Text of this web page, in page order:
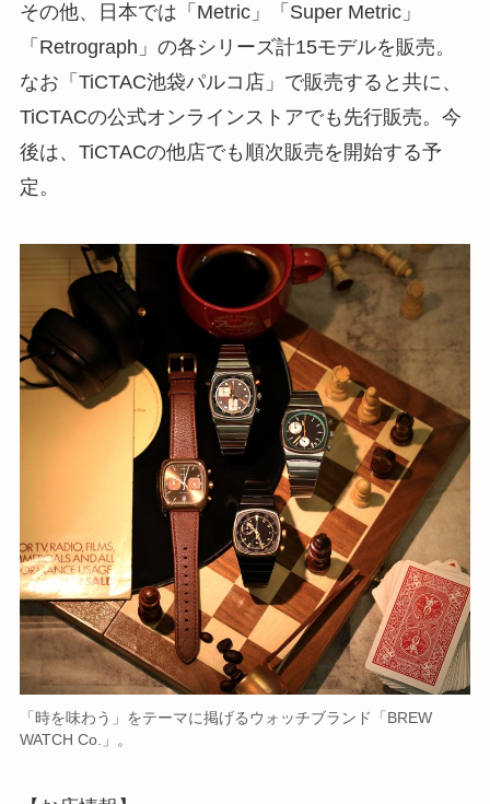
その他、日本では「Metric」「Super Metric」
「Retrograph」の各シリーズ計15モデルを販売。
なお「TiCTAC池袋パルコ店」で販売すると共に、
TiCTACの公式オンラインストアでも先行販売。今
後は、TiCTACの他店でも順次販売を開始する予
定。
「時を味わう」をテーマに掲げるウォッチブランド「BREW
WATCH Co.」。